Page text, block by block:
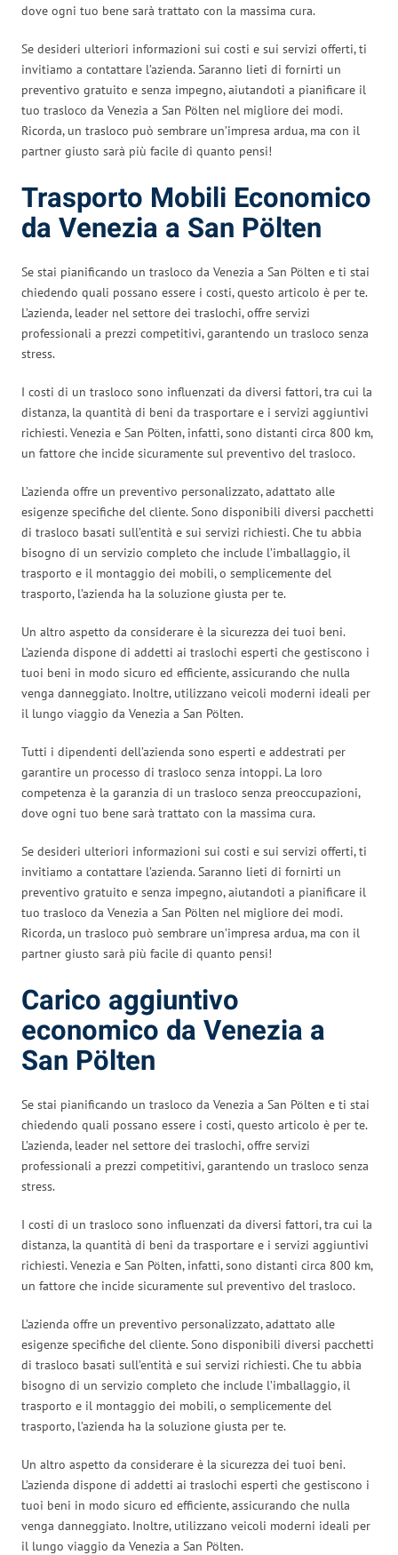
dove ogni tuo bene sarà trattato con la massima cura.
Se desideri ulteriori informazioni sui costi e sui servizi offerti, ti
invitiamo a contattare l’azienda. Saranno lieti di fornirti un
preventivo gratuito e senza impegno, aiutandoti a pianificare il
tuo trasloco da Venezia a San Pölten nel migliore dei modi.
Ricorda, un trasloco può sembrare un’impresa ardua, ma con il
partner giusto sarà più facile di quanto pensi!
Trasporto Mobili Economico
da Venezia a San Pölten
Se stai pianificando un trasloco da Venezia a San Pölten e ti stai
chiedendo quali possano essere i costi, questo articolo è per te.
L’azienda, leader nel settore dei traslochi, offre servizi
professionali a prezzi competitivi, garantendo un trasloco senza
stress.
I costi di un trasloco sono influenzati da diversi fattori, tra cui la
distanza, la quantità di beni da trasportare e i servizi aggiuntivi
richiesti. Venezia e San Pölten, infatti, sono distanti circa 800 km,
un fattore che incide sicuramente sul preventivo del trasloco.
L’azienda offre un preventivo personalizzato, adattato alle
esigenze specifiche del cliente. Sono disponibili diversi pacchetti
di trasloco basati sull’entità e sui servizi richiesti. Che tu abbia
bisogno di un servizio completo che include l’imballaggio, il
trasporto e il montaggio dei mobili, o semplicemente del
trasporto, l’azienda ha la soluzione giusta per te.
Un altro aspetto da considerare è la sicurezza dei tuoi beni.
L’azienda dispone di addetti ai traslochi esperti che gestiscono i
tuoi beni in modo sicuro ed efficiente, assicurando che nulla
venga danneggiato. Inoltre, utilizzano veicoli moderni ideali per
il lungo viaggio da Venezia a San Pölten.
Tutti i dipendenti dell’azienda sono esperti e addestrati per
garantire un processo di trasloco senza intoppi. La loro
competenza è la garanzia di un trasloco senza preoccupazioni,
dove ogni tuo bene sarà trattato con la massima cura.
Se desideri ulteriori informazioni sui costi e sui servizi offerti, ti
invitiamo a contattare l’azienda. Saranno lieti di fornirti un
preventivo gratuito e senza impegno, aiutandoti a pianificare il
tuo trasloco da Venezia a San Pölten nel migliore dei modi.
Ricorda, un trasloco può sembrare un’impresa ardua, ma con il
partner giusto sarà più facile di quanto pensi!
Carico aggiuntivo
economico da Venezia a
San Pölten
Se stai pianificando un trasloco da Venezia a San Pölten e ti stai
chiedendo quali possano essere i costi, questo articolo è per te.
L’azienda, leader nel settore dei traslochi, offre servizi
professionali a prezzi competitivi, garantendo un trasloco senza
stress.
I costi di un trasloco sono influenzati da diversi fattori, tra cui la
distanza, la quantità di beni da trasportare e i servizi aggiuntivi
richiesti. Venezia e San Pölten, infatti, sono distanti circa 800 km,
un fattore che incide sicuramente sul preventivo del trasloco.
L’azienda offre un preventivo personalizzato, adattato alle
esigenze specifiche del cliente. Sono disponibili diversi pacchetti
di trasloco basati sull’entità e sui servizi richiesti. Che tu abbia
bisogno di un servizio completo che include l’imballaggio, il
trasporto e il montaggio dei mobili, o semplicemente del
trasporto, l’azienda ha la soluzione giusta per te.
Un altro aspetto da considerare è la sicurezza dei tuoi beni.
L’azienda dispone di addetti ai traslochi esperti che gestiscono i
tuoi beni in modo sicuro ed efficiente, assicurando che nulla
venga danneggiato. Inoltre, utilizzano veicoli moderni ideali per
il lungo viaggio da Venezia a San Pölten.